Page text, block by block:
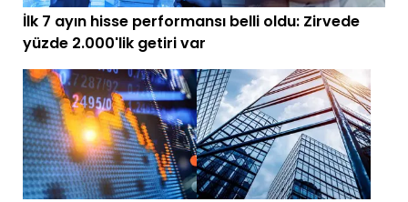
İlk 7 ayın hisse performansı belli oldu: Zirvede
yüzde 2.000'lik getiri var